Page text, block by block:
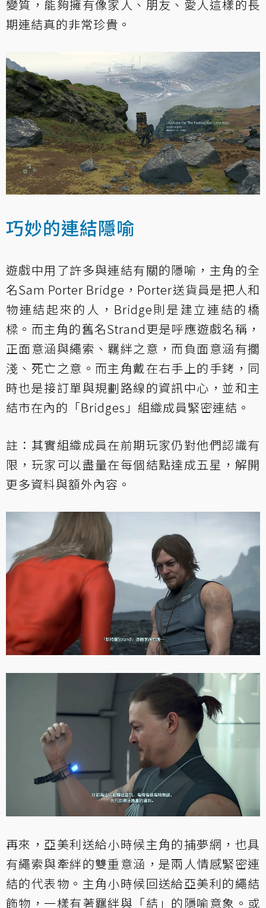
變質，能夠擁有像家人、朋友、愛人這樣的長
期連結真的非常珍貴。
巧妙的連結隱喻
遊戲中用了許多與連結有關的隱喻，主角的全
名Sam Porter Bridge，Porter送貨員是把人和
物連結起來的人，Bridge則是建立連結的橋
樑。而主角的舊名Strand更是呼應遊戲名稱，
正面意涵與繩索、羈絆之意，而負面意涵有擱
淺、死亡之意。而主角戴在右手上的手銬，同
時也是接訂單與規劃路線的資訊中心，並和主
結市在內的「Bridges」組織成員緊密連結。
註：其實組織成員在前期玩家仍對他們認識有
限，玩家可以盡量在每個結點達成五星，解開
更多資料與額外內容。
再來，亞美利送給小時候主角的捕夢網，也具
有繩索與牽絆的雙重意涵，是兩人情感緊密連
結的代表物。主角小時候回送給亞美利的繩結
飾物，一樣有著羈絆與「結」的隱喻意象。或